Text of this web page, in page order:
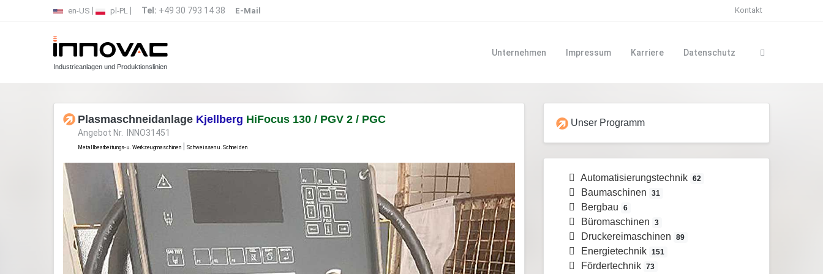
en-US pl-PL Tel: +49 30 793 14 38 E-Mail Kontakt
Industrieanlagen und Produktionslinien
Unternehmen Impressum Karriere Datenschutz
Plasmaschneidanlage Kjellberg HiFocus 130 / PGV 2 / PGC
Angebot Nr. INNO31451
Metallbearbeitungs- u. Werkzeugmaschinen Schweissen u. Schneiden
Unser Programm
Automatisierungstechnik 62
Baumaschinen 31
Bergbau 6
Büromaschinen 3
Druckereimaschinen 89
Energietechnik 151
Fördertechnik 73